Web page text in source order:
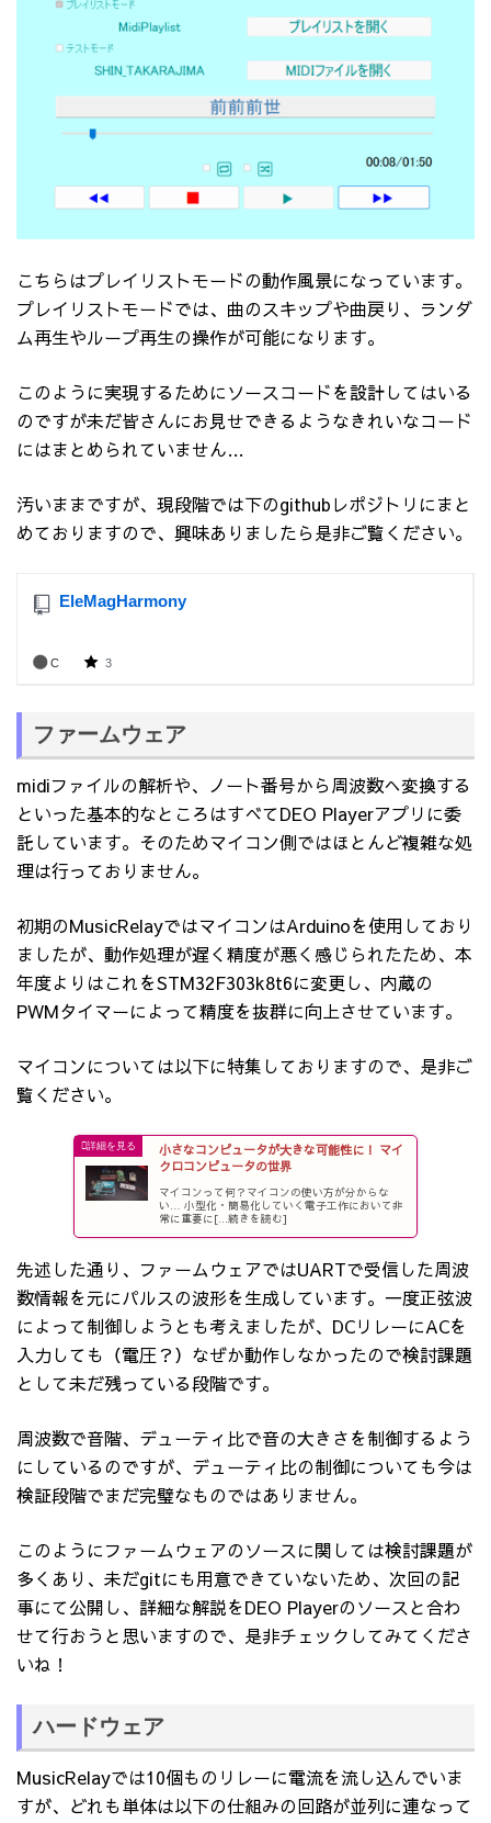
こちらはプレイリストモードの動作風景になっています。
プレイリストモードでは、曲のスキップや曲戻り、ランダ
ム再生やループ再生の操作が可能になります。
このように実現するためにソースコードを設計してはいる
のですが未だ皆さんにお見せできるようなきれいなコード
にはまとめられていません…
汚いままですが、現段階では下のgithubレポジトリにまと
めておりますので、興味ありましたら是非ご覧ください。
ファームウェア
midiファイルの解析や、ノート番号から周波数へ変換する
といった基本的なところはすべてDEO Playerアプリに委
託しています。そのためマイコン側ではほとんど複雑な処
理は行っておりません。
初期のMusicRelayではマイコンはArduinoを使用しており
ましたが、動作処理が遅く精度が悪く感じられたため、本
年度よりはこれをSTM32F303k8t6に変更し、内蔵の
PWMタイマーによって精度を抜群に向上させています。
マイコンについては以下に特集しておりますので、是非ご
覧ください。
小さなコンピュータが大きな可能性に！ マイ
クロコンピュータの世界
マイコンって何？マイコンの使い方が分からな
い… 小型化・簡易化していく電子工作において非
常に重要に[...続きを読む]
先述した通り、ファームウェアではUARTで受信した周波
数情報を元にパルスの波形を生成しています。一度正弦波
によって制御しようとも考えましたが、DCリレーにACを
入力しても（電圧？）なぜか動作しなかったので検討課題
として未だ残っている段階です。
周波数で音階、デューティ比で音の大きさを制御するよう
にしているのですが、デューティ比の制御についても今は
検証段階でまだ完璧なものではありません。
このようにファームウェアのソースに関しては検討課題が
多くあり、未だgitにも用意できていないため、次回の記
事にて公開し、詳細な解説をDEO Playerのソースと合わ
せて行おうと思いますので、是非チェックしてみてくださ
いね！
ハードウェア
MusicRelayでは10個ものリレーに電流を流し込んでいま
すが、どれも単体は以下の仕組みの回路が並列に連なって